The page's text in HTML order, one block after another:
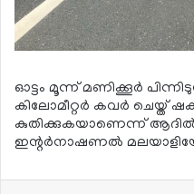
ഓട്ടം മൂന്ന് മണിക്കൂര്‍
കിലോമീറ്റര്‍ കവര്‍ ചെയ്ത്
കുതിക്കുകയാണെന്ന്
ഇന്റര്‍നാഷണല്‍